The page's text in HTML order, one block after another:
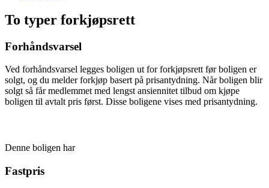
To typer forkjøpsrett
Forhåndsvarsel
Ved forhåndsvarsel legges boligen ut for forkjøpsrett før boligen er
solgt, og du melder forkjøp basert på prisantydning. Når boligen blir
solgt så får medlemmet med lengst ansiennitet tilbud om kjøpe
boligen til avtalt pris først. Disse boligene vises med prisantydning.
Denne boligen har
Fastpris